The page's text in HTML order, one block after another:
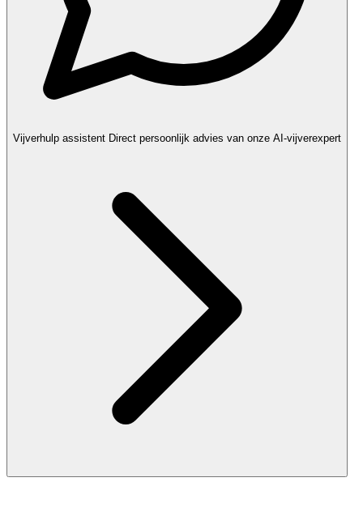
Vijverhulp assistent Direct persoonlijk advies van onze AI-vijverexpert